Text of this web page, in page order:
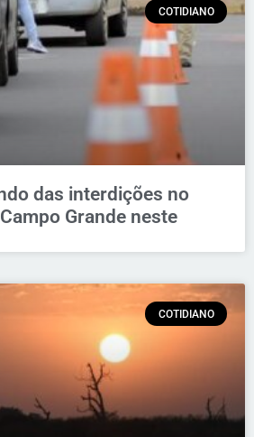
COTIDIANO
das interdições no
Grande neste
COTIDIANO